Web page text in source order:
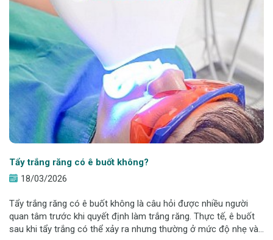
Tẩy trắng răng có ê buốt không?
18/03/2026
Tẩy trắng răng có ê buốt không là câu hỏi được nhiều người
quan tâm trước khi quyết định làm trắng răng. Thực tế, ê buốt
sau khi tẩy trắng có thể xảy ra nhưng thường ở mức độ nhẹ và